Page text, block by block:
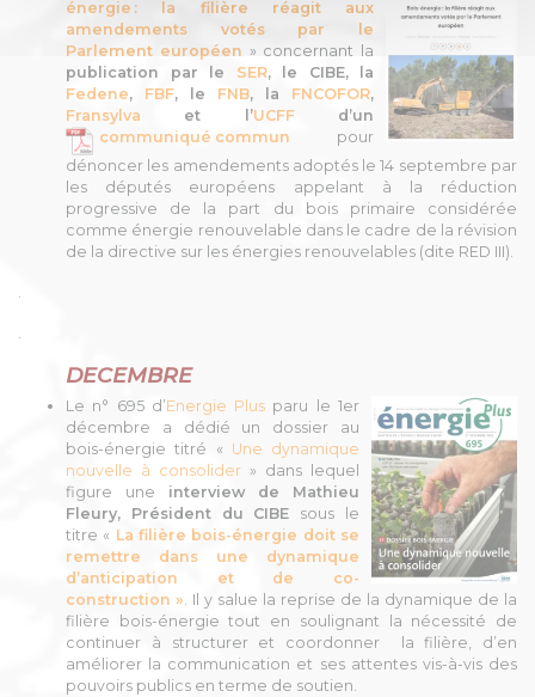
énergie : la filière réagit aux
amendements votés par le
Parlement européen » concernant la
publication par le SER, le CIBE, la
Fedene, FBF, le FNB, la FNCOFOR,
Fransylva et l’UCFF
d’un
communiqué commun
pour
dénoncer les amendements adoptés le 14 septembre par
les députés européens appelant à la réduction
progressive de la part du bois primaire considérée
comme énergie renouvelable dans le cadre de la révision
de la directive sur les énergies renouvelables (dite RED III).
.
.
DECEMBRE
Le n° 695 d’Energie Plus paru le 1er
décembre a dédié un dossier au
bois-énergie titré « Une dynamique
nouvelle à consolider » dans lequel
figure une interview de Mathieu
Fleury, Président du CIBE sous le
titre « La filière bois-énergie doit se
remettre dans une dynamique
d’anticipation et de co-
construction ». Il y salue la reprise de la dynamique de la
filière bois-énergie tout en soulignant la nécessité de
continuer à structurer et coordonner la filière, d’en
améliorer la communication et ses attentes vis-à-vis des
pouvoirs publics en terme de soutien.